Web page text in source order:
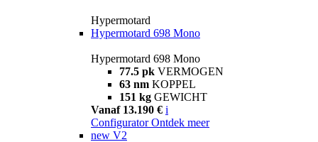
Hypermotard
Hypermotard 698 Mono
Hypermotard 698 Mono
77.5 pk VERMOGEN
63 nm KOPPEL
151 kg GEWICHT
Vanaf 13.190 € i
Configurator Ontdek meer
new V2